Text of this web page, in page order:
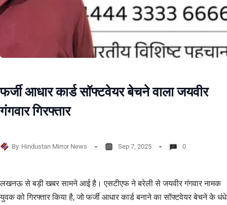
फर्जी आधार कार्ड सॉफ्टवेयर बेचने वाला जयवीर
गंगवार गिरफ्तार
By Hindustan Mirror News Sep 7, 2025 0
लखनऊ से बड़ी खबर सामने आई है। एसटीएफ ने बरेली से जयवीर गंगवार नामक
युवक को गिरफ्तार किया है, जो फर्जी आधार कार्ड बनाने का सॉफ्टवेयर बेचने के धंधे